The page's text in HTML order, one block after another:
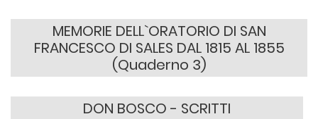
MEMORIE DELL`ORATORIO DI SAN
FRANCESCO DI SALES DAL 1815 AL 1855
(Quaderno 3)
DON BOSCO - SCRITTI